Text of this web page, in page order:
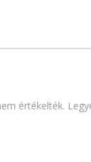
értékelték.